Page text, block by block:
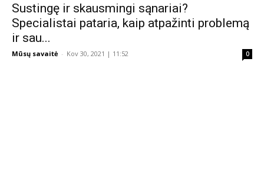
Sustingę ir skausmingi sąnariai?
Specialistai pataria, kaip atpažinti problemą
ir sau...
Mūsų savaitė - Kov 30, 2021 | 11:52 0